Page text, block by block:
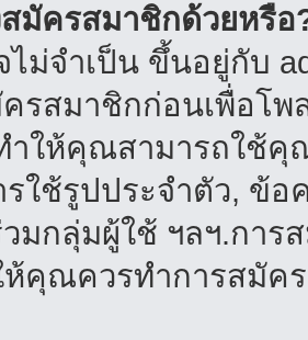
มัครสมาชิกด้วยหรือ
ม่จำเป็น ขึ้นอยู่กับ
รสมาชิกก่อนเพื่อโพ
ำให้คุณสามารถใช้คุ
ใช้รูปประจำตัว, ข้อ
มกลุ่มผู้ใช้ ฯลฯ.การ
ห้คุณควรทำการสมัค